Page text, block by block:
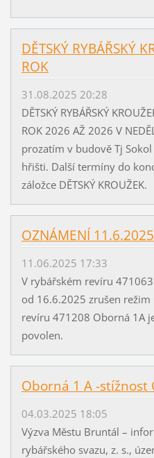
DĚTSKÝ RYBÁŘSKÝ
ROK
31.08.2025 20:28
DĚTSKÝ RYBÁŘSKÝ
ROK 2026 AŽ 2026 V
prozatím v budově Tj
hřišti. Další termíny do
záložce DĚTSKÝ KROUŽEK.
OZNÁMENÍ 11.6.2025
11.06.2025 17:33
V rybářském revíru
od 16.6.2025 zrušen režim
revíru 471208 Oborná 1A
povolen.
Oborná 1 A -stížnost
04.03.2025 18:05
Výzva Městu Bruntál –
rybářského svazu, z. s.,